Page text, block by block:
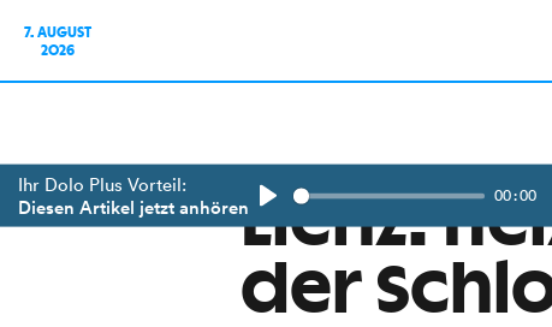
7. AUGUST
2026
Ihr Dolo Plus Vorteil:
Diesen Artikel jetzt anhören
Play
00:00
Lienz:
der